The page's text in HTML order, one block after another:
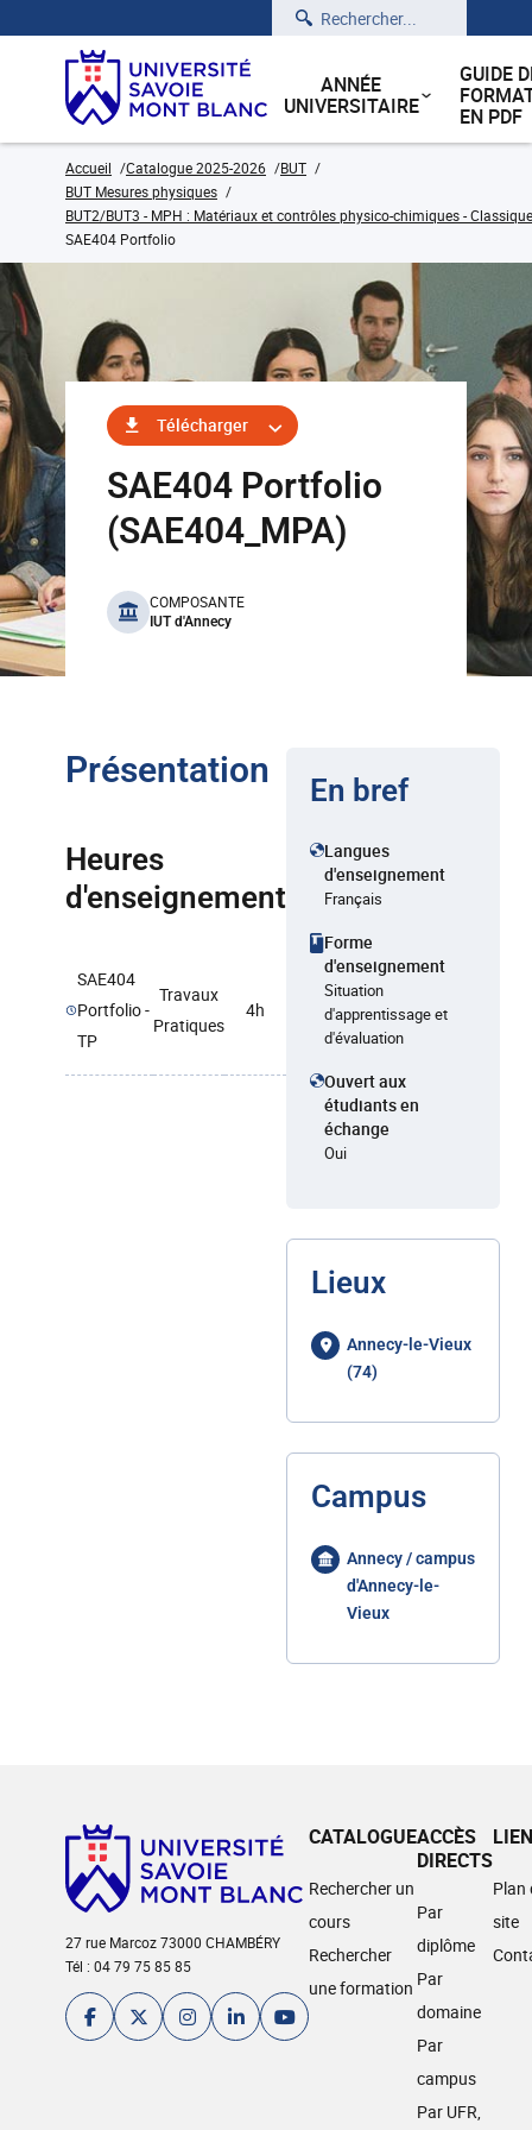
Rechercher
ANNÉE
UNIVERSITAIRE
GUIDE
EN PDF
Accueil Catalogue 2025-2026
BUT
BUT Mesures physiques
BUT2/BUT3 - MPH : Matériaux et contrôles physico-chimiques -
SAE404 Portfolio
Télécharger
SAE404 Portfolio
(SAE404_MPA)
benefits
COMPOSANTE
IUT d'Annecy
Présentation
Heures
d'enseignement
SAE404
Portfolio -
TP
Travaux
Pratiques
4h
En bref
Langues
d'enseignement
Français
Forme
d'enseignement
Situation
d'apprentissage et
d'évaluation
Ouvert aux
étudiants en
échange
Oui
Lieux
Annecy-le-Vieux
(74)
Campus
Annecy / campus
d'Annecy-le-
Vieux
27 rue Marcoz 73000 CHAMBÉRY
Tél : 04 79 75 85 85
CATALOGUE
Rechercher un
cours
Rechercher
une formation
ACCÈS
DIRECTS
Par
diplôme
Par
domaine
Par
campus
Par UFR,
Plan
site